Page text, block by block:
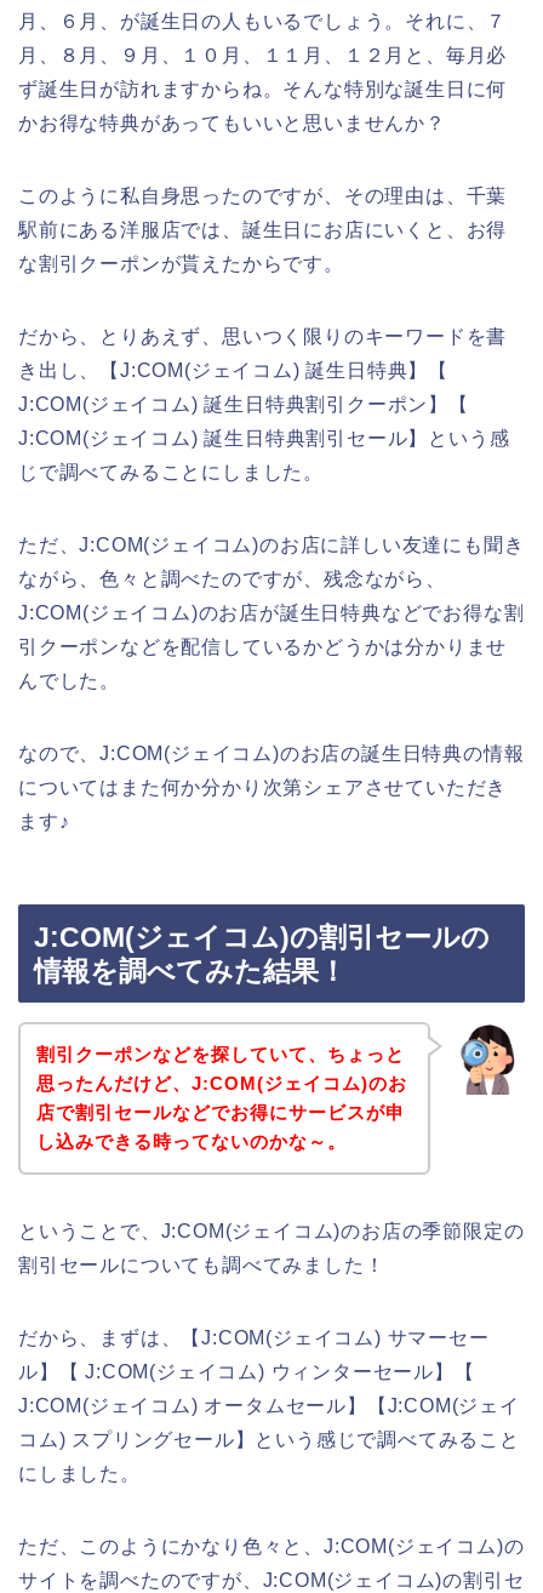
月、６月、が誕生日の人もいるでしょう。それに、７
月、８月、９月、１０月、１１月、１２月と、毎月必
ず誕生日が訪れますからね。そんな特別な誕生日に何
かお得な特典があってもいいと思いませんか？
このように私自身思ったのですが、その理由は、千葉
駅前にある洋服店では、誕生日にお店にいくと、お得
な割引クーポンが貰えたからです。
だから、とりあえず、思いつく限りのキーワードを書
き出し、【J:COM(ジェイコム) 誕生日特典】【
J:COM(ジェイコム) 誕生日特典割引クーポン】【
J:COM(ジェイコム) 誕生日特典割引セール】という感
じで調べてみることにしました。
ただ、J:COM(ジェイコム)のお店に詳しい友達にも聞き
ながら、色々と調べたのですが、残念ながら、
J:COM(ジェイコム)のお店が誕生日特典などでお得な割
引クーポンなどを配信しているかどうかは分かりませ
んでした。
なので、J:COM(ジェイコム)のお店の誕生日特典の情報
についてはまた何か分かり次第シェアさせていただき
ます♪
J:COM(ジェイコム)の割引セールの
情報を調べてみた結果！
割引クーポンなどを探していて、ちょっと
思ったんだけど、J:COM(ジェイコム)のお
店で割引セールなどでお得にサービスが申
し込みできる時ってないのかな～。
ということで、J:COM(ジェイコム)のお店の季節限定の
割引セールについても調べてみました！
だから、まずは、【J:COM(ジェイコム) サマーセー
ル】【 J:COM(ジェイコム) ウィンターセール】【
J:COM(ジェイコム) オータムセール】【J:COM(ジェイ
コム) スプリングセール】という感じで調べてみること
にしました。
ただ、このようにかなり色々と、J:COM(ジェイコム)の
サイトを調べたのですが、J:COM(ジェイコム)の割引セ